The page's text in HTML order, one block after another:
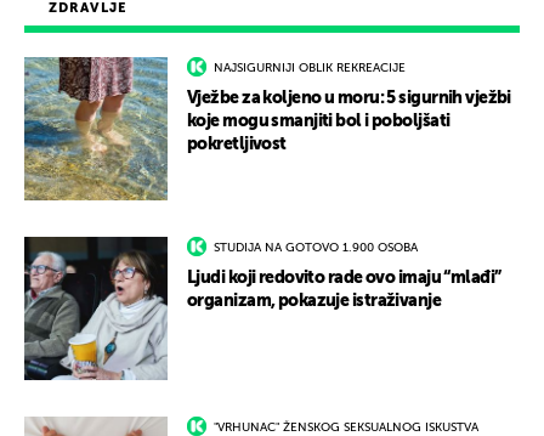
ZDRAVLJE
NAJSIGURNIJI OBLIK REKREACIJE
Vježbe za koljeno u moru: 5 sigurnih vježbi
koje mogu smanjiti bol i poboljšati
pokretljivost
STUDIJA NA GOTOVO 1.900 OSOBA
Ljudi koji redovito rade ovo imaju “mlađi”
organizam, pokazuje istraživanje
"VRHUNAC" ŽENSKOG SEKSUALNOG ISKUSTVA